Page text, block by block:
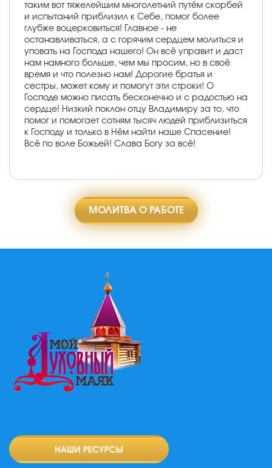
таким вот тяжелейшим многолетний путём скорбей
и испытаний приблизил к Себе, помог более
глубже воцерковиться! Главное - не
останавливаться, а с горячим сердцем молиться и
уповать на Господа нашего! Он всё управит и даст
нам намного больше, чем мы просим, но в своё
время и что полезно нам! Дорогие братья и
сестры, может кому и помогут эти строки! О
Господе можно писать бесконечно и с радостью на
сердце! Низкий поклон отцу Владимиру за то, что
помог и помогает сотням тысяч людей приблизиться
к Господу и только в Нём найти наше Спасение!
Всё по воле Божьей! Слава Богу за всё!
МОЛИТВА О РАБОТЕ